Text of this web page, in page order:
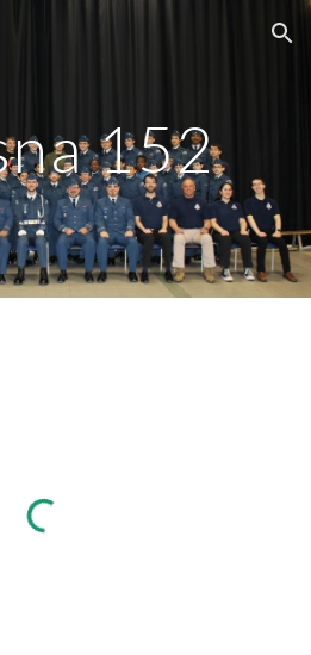
Skip to navigation
152